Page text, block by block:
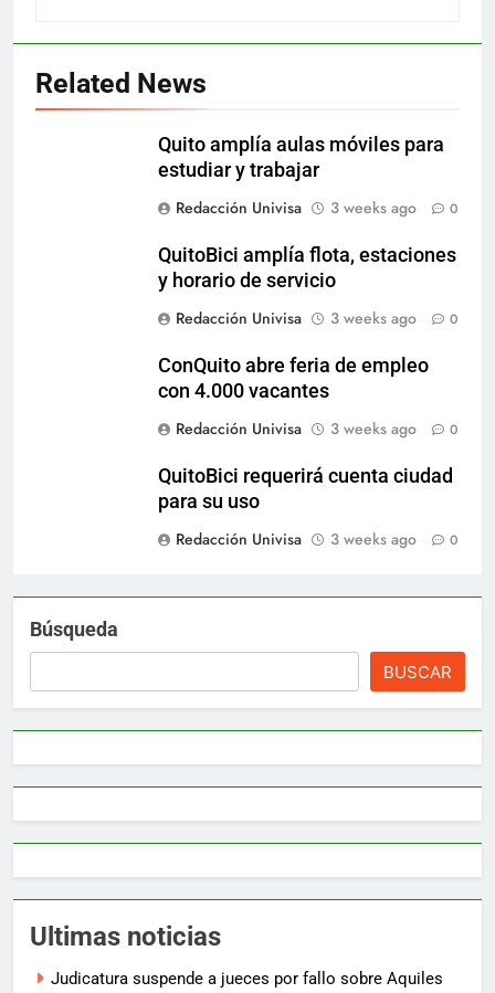
Related News
Quito amplía aulas móviles para
estudiar y trabajar
Redacción Univisa
3 weeks ago 0
QuitoBici amplía flota, estaciones
y horario de servicio
Redacción Univisa
3 weeks ago 0
ConQuito abre feria de empleo
con 4.000 vacantes
Redacción Univisa
3 weeks ago 0
QuitoBici requerirá cuenta ciudad
para su uso
Redacción Univisa
3 weeks ago 0
Búsqueda
BUSCAR
Ultimas noticias
Judicatura suspende a jueces por fallo sobre Aquiles